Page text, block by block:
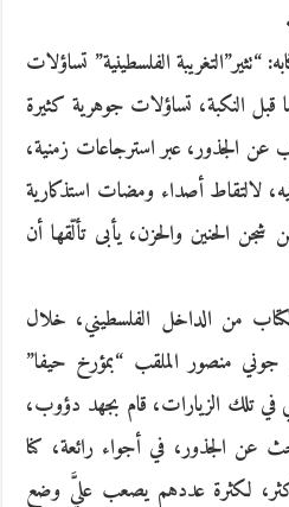
“تثير”التغريبة الفلسطينية” تساؤلات
النكبة، تساؤلات جوهرية كثيرة
عن الجذور، عبر استرجاعات زمنية،
فيه، لالتقاط أصداء ومضات استذكارية
شجن الحنين والحزن، يأبى تألّقها أن
من الداخل الفلسطيني، خلال
منصور الملقب “بمؤرخ حيفا”
في تلك الزيارات، قام بجهد دؤوب،
عن الجذور، في أجواء رائعة، كنا
كثر، لكثرة عددهم يصعب عليَّ وضع